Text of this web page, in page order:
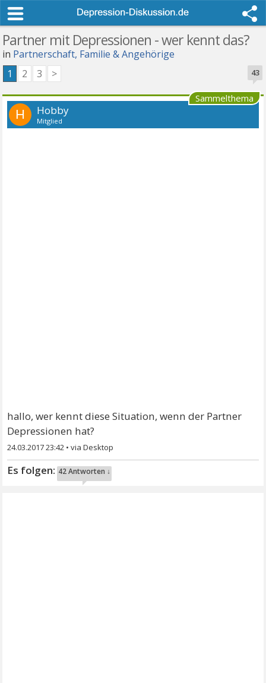
Partner mit Depressionen - wer kennt das?
in Partnerschaft, Familie & Angehörige
43
1 2 3 >
Sammelthema
H Hobby
Mitglied
hallo, wer kennt diese Situation, wenn der Partner
Depressionen hat?
24.03.2017 23:42 •
42 Antworten ↓